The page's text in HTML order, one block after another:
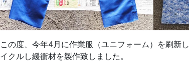
この度、今年4月に作業服（ユニフォーム）を刷新
イクルし緩衝材を製作致しました。